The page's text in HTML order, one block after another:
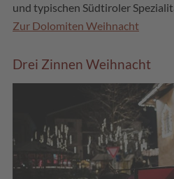
und typischen Südtiroler
Zur Dolomiten Weihnacht
Drei Zinnen Weihnacht